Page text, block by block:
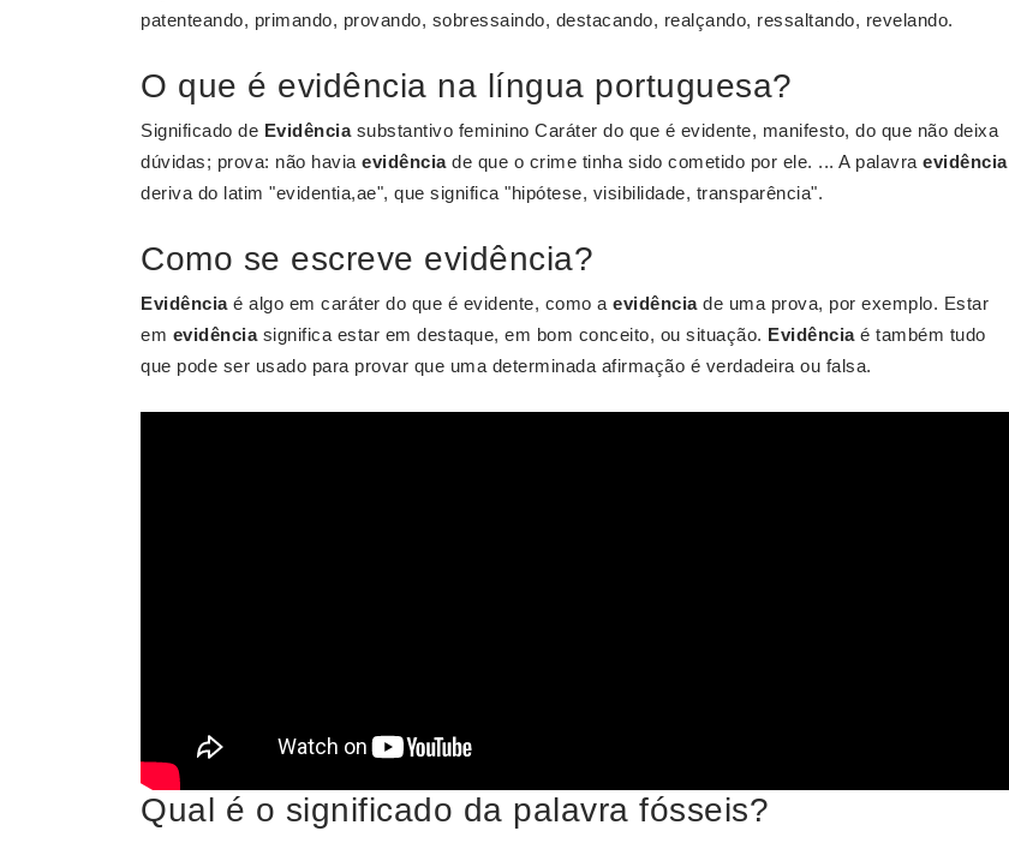
patenteando, primando, provando, sobressaindo, destacando, realçando, ressaltando, revelando.
O que é evidência na língua portuguesa?
Significado de Evidênciasubstantivo feminino Caráter do que é evidente, manifesto, do que não deixa
dúvidas; prova: não havia evidênciade que o crime tinha sido cometido por ele. ... A palavra evidência
deriva do latim "evidentia,ae", que significa "hipótese, visibilidade, transparência".
Como se escreve evidência?
Evidênciaé algo em caráter do que é evidente, como a evidênciade uma prova, por exemplo. Estar
em evidênciasignifica estar em destaque, em bom conceito, ou situação. Evidênciaé também tudo
que pode ser usado para provar que uma determinada afirmação é verdadeira ou falsa.
Qual é o significado da palavra fósseis?